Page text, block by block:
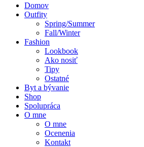
Domov
Outfity
Spring/Summer
Fall/Winter
Fashion
Lookbook
Ako nosiť
Tipy
Ostatné
Byt a bývanie
Shop
Spolupráca
O mne
O mne
Ocenenia
Kontakt